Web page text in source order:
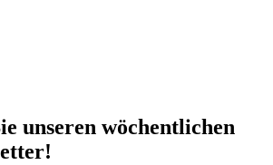
unseren wöchentlichen